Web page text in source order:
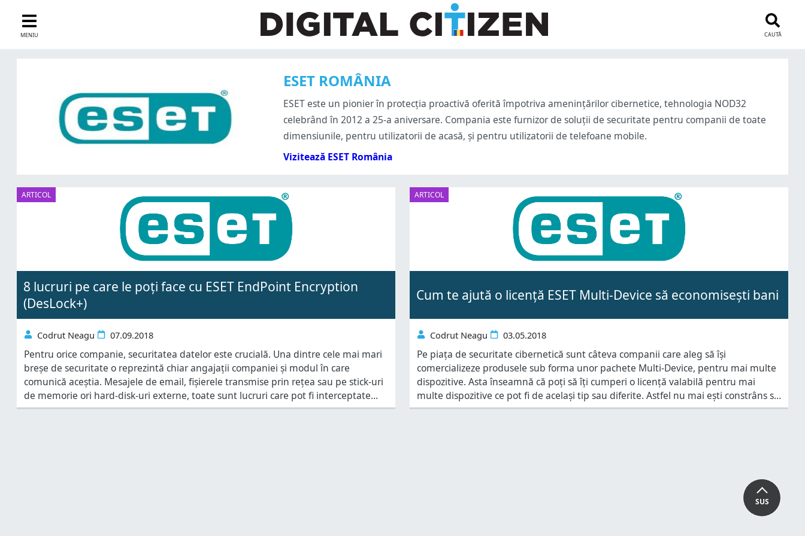
SUS
MENIU CAUTĂ
ESET ROMÂNIA
ESET este un pionier în protecția proactivă oferită împotriva amenințărilor cibernetice, tehnologia NOD32
celebrând în 2012 a 25-a aniversare. Compania este furnizor de soluții de securitate pentru companii de toate
dimensiunile, pentru utilizatorii de acasă, și pentru utilizatorii de telefoane mobile.
Vizitează ESET România
ARTICOL
8 lucruri pe care le poți face cu ESET EndPoint Encryption
(DesLock+)
Codrut Neagu 07.09.2018
Pentru orice companie, securitatea datelor este crucială. Una dintre cele mai mari
breșe de securitate o reprezintă chiar angajații companiei și modul în care
comunică aceștia. Mesajele de email, fișierele transmise prin rețea sau pe stick-uri
de memorie ori hard-disk-uri externe, toate sunt lucruri care pot fi interceptate
relativ ușor. De aceea, unul dintre aspectele cele mai importante pentru
ARTICOL
Cum te ajută o licență ESET Multi-Device să economisești bani
Codrut Neagu 03.05.2018
Pe piața de securitate cibernetică sunt câteva companii care aleg să își
comercializeze produsele sub forma unor pachete Multi-Device, pentru mai multe
dispozitive. Asta înseamnă că poți să îți cumperi o licență valabilă pentru mai
multe dispozitive ce pot fi de același tip sau diferite. Astfel nu mai ești constrâns să
cumperi câte o licență separată doar pentru un calculator cu Windows sau pentru